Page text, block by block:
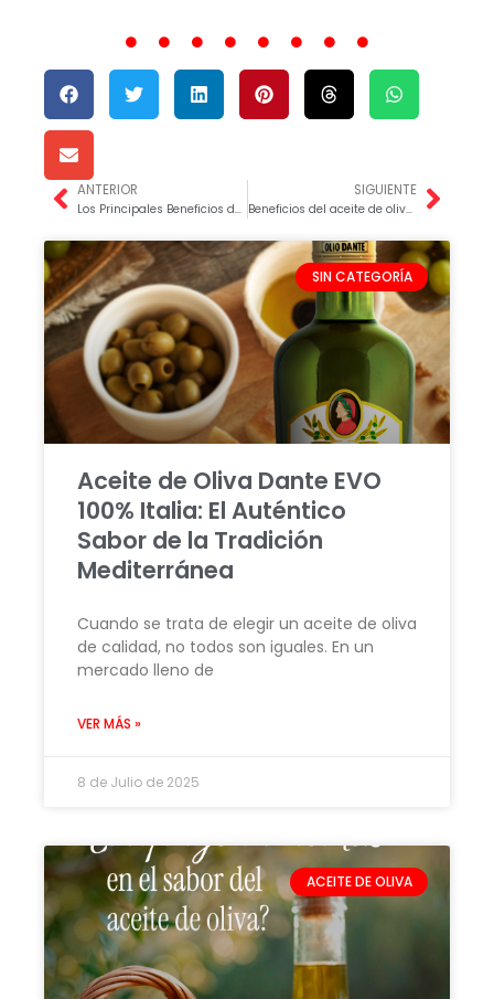
Prev
ANTERIOR
Los Principales Beneficios del Consumo de Café en Grano
SIGUIENTE
Beneficios del aceite de oliva para la salud y el bienestar diario Next
SIN CATEGORÍA
Aceite de Oliva Dante EVO
100% Italia: El Auténtico
Sabor de la Tradición
Mediterránea
Cuando se trata de elegir un aceite de oliva
de calidad, no todos son iguales. En un
mercado lleno de
VER MÁS »
8 de Julio de 2025
ACEITE DE OLIVA